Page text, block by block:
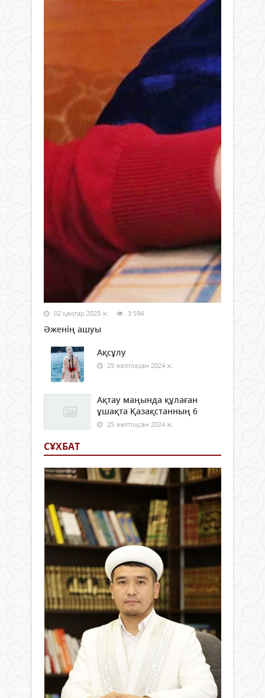
02 қаңтар 2025 ж. 3 594
Әженің ашуы
Ақсұлу
29 желтоқсан 2024 ж.
Ақтау маңында құлаған
ұшақта Қазақстанның 6
25 желтоқсан 2024 ж.
СҰХБАТ